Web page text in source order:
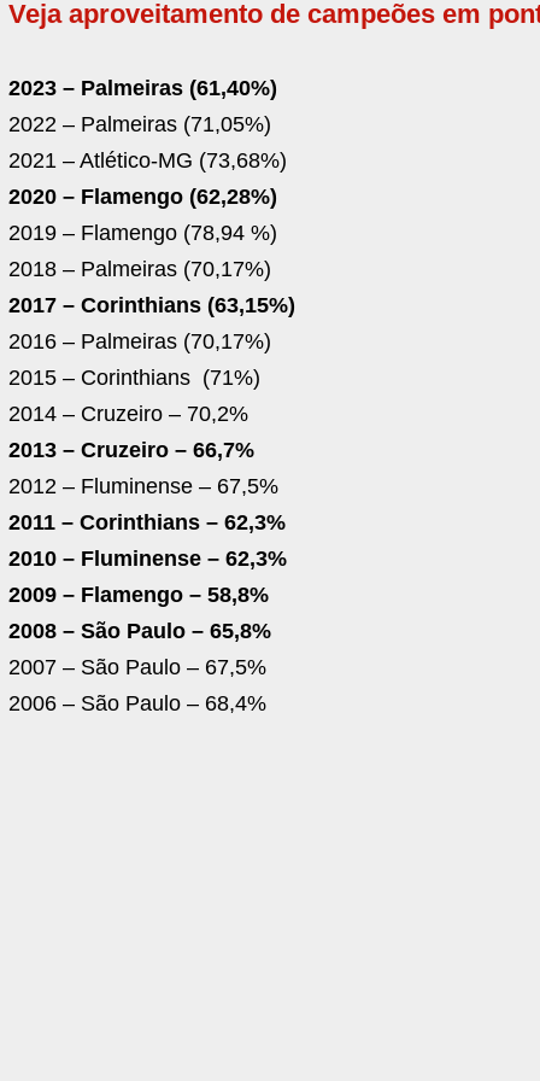
Veja aproveitamento de campeões em
2023 – Palmeiras (61,40%)
2022 – Palmeiras (71,05%)
2021 – Atlético-MG (73,68%)
2020 – Flamengo (62,28%)
2019 – Flamengo (78,94 %)
2018 – Palmeiras (70,17%)
2017 – Corinthians (63,15%)
2016 – Palmeiras (70,17%)
2015 – Corinthians (71%)
2014 – Cruzeiro – 70,2%
2013 – Cruzeiro – 66,7%
2012 – Fluminense – 67,5%
2011 – Corinthians – 62,3%
2010 – Fluminense – 62,3%
2009 – Flamengo – 58,8%
2008 – São Paulo – 65,8%
2007 – São Paulo – 67,5%
2006 – São Paulo – 68,4%